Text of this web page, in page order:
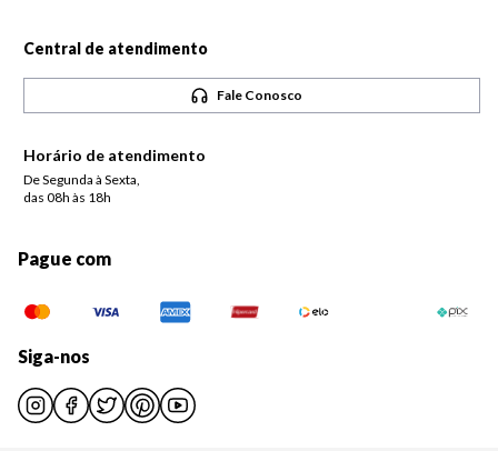
Central de atendimento
Fale Conosco
Horário de atendimento
De Segunda à Sexta,
das 08h às 18h
Pague com
Siga-nos